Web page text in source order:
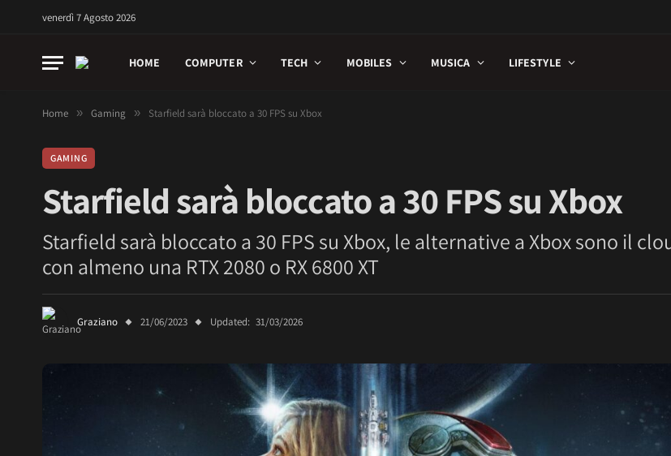
venerdì 7 Agosto 2026
HOME COMPUTER TECH MOBILES MUSICA LIFESTYLE
Home » Gaming » Starfield sarà bloccato a 30 FPS su Xbox
GAMING
Starfield sarà bloccato a 30 FPS su Xbox
Starfield sarà bloccato a 30 FPS su Xbox, le alternative a Xbox sono il
con almeno una RTX 2080 o RX 6800 XT
Graziano 21/06/2023 Updated: 31/03/2026